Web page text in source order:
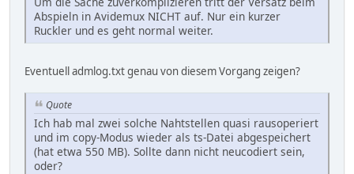
Abspieln in Avidemux NICHT auf. Nur ein kurzer
Ruckler und es geht normal weiter.
Eventuell admlog.txt genau von diesem Vorgang zeigen?
Quote
Ich hab mal zwei solche Nahtstellen quasi rausoperiert
und im copy-Modus wieder als ts-Datei abgespeichert
(hat etwa 550 MB). Sollte dann nicht neucodiert sein,
oder?